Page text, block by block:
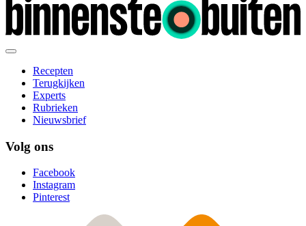
Recepten
Terugkijken
Experts
Rubrieken
Nieuwsbrief
Volg ons
Facebook
Instagram
Pinterest